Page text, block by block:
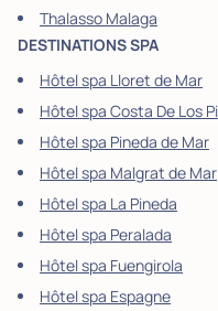
Thalasso Malaga
DESTINATIONS SPA
Hôtel spa Lloret de Mar
Hôtel spa Costa De Los
Hôtel spa Pineda de Mar
Hôtel spa Malgrat de Mar
Hôtel spa La Pineda
Hôtel spa Peralada
Hôtel spa Fuengirola
Hôtel spa Espagne